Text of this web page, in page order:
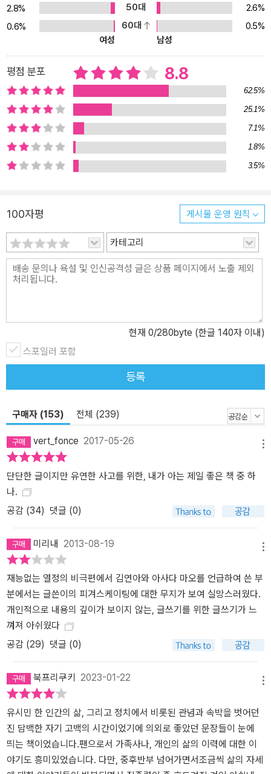
타인과 손잡을 수도 없게 되었을 때, 그때 조금 아쉬움을 남긴 채 떠나
면 된다.”(p.56) 이 책에서 유시민은 도덕을 설교하거나 당위를 주장
하지 않는다. 세상을 바로세우기 위한 사상이나 이론을 설파하지 않
는다. 누군가를 드러내 놓고 비판하거나 위로할 생각도 없어 보인다.
자기 자신의 삶을 냉정하게 성찰하면서 인생의 기쁨과 아픔, 세상의
불의와 부조리를 어떻게 바라보고 다루어야 하는지 이야기한다. 삶과
죽음, 개인과 사회, 자유와 공동선, 진보와 보수, 신념과 관용, 욕망과
품격, 사랑과 책임, 열정과 재능 등 우리의 삶을 형성하는 물질적 정신
적 요소들을 나름의 시각으로 해석한다. 우리의 생각과 행동을 지배
하는 여러 관념들을 깊게 들여다보면서 인간의 존엄과 인생의 품격,
삶의 의미는 무엇인지, 숨 가쁘게 돌아가는 일상의 소용돌이 속에서
자들의 사랑을 받았던 유시민이 스스로 가장 자기답다고 생각하는 모
시민 지식인 유시민의 사람과 자연, 사회와 역사에 대한 생각을 온전
하게 보여준다. 이 책을 쓰는 작업은 그에게 자신의 미래를 새롭게 고
민하고 설계하는 과정이었으며, 그는 책의 결론에 부합하는 결정을
졌고 그것을 드러낼 용기를 냈다. ‘정치적 올바름’을 위해 감추거나 꾸
미는 습관과 결별했다. 내 자신의 욕망을 더 긍정적으로 대하게 되었
다. 마음이 내는 소리를 들었다. 삶을 얽어맸던 관념의 속박을 풀어버
렸다. 원래의 나, 내가 되고 싶었던 나에게 한 걸음 다가섰다. 그렇게
그에 대한 생각을 단편적으로 드러냈다. 고등학교 졸업반 시절의 일
부터 대학 시절 야학 교사 활동을 거쳐 소위 ‘통합진보당 사태’와 18
대 대통령 선거에 이르기까지, 어떤 감정과 생각이 자신의 삶을 지배
했는지 이야기한다. 직업으로서의 정치를 그만두기로 한 이유, 그런
결정을 내리기까지의 고민을 보여준다. 그리고 자유인이 되어 어떤
삶을 살려고 하는지 솔직하고 소박하게 토로한다. 이젠 정치적 자기
검열 없이 정직하게 말하고 싶다. 나는 정치의 일상이 요구하는 비루
함을 참고 견디는 삶에서 벗어나 일상이 행복한 인생을 살고 싶다. 야
수의 탐욕과 싸우면서 황폐해진 내면을 추스르려고 발버둥치는 사람
이 아니라 내면이 의미와 기쁨으로 충만한 인간이 되기를 원한다. 정
치적 욕망의 화신이라는 세상의 비난에 맞서 내 자신의 도덕적 정당
성을 주장하는 싸움이 과연 가치 있는 일인지 의심한다. 정치를 하면
서 너무나 많은 사람들을 만났지만 정작 사랑하는 사람을 사랑할 시
간은 언제나 부족했다. 세상의 모든 비극과 불의에 대해서 내 몫의 책
임이 없는지 살펴야 하는 게 괴로웠다. 왕의 심기를 살피는 신민(臣
인간관계를 관리하는 것이 위선으로 보인다. 인간의 존엄을 보장하는
세상을 만들기 위해 내 삶의 존엄을 해치는 것이 정말 훌륭한 일인지
모르겠다.(p.195) 원래 정치 그 자체가 좋아서가 아니라 세상을 더 좋
게 만들고 싶어 정치에 뛰어든 것이 아니었던가. 세상을 더 좋게 바꾸
려면 정치가 중요하다. 그러나 정치 ‘아래’와 정치 ‘너머’의 변화가 없
다면 정치도 더는 바뀔 수 없는 것이 아닐까. 나는 직업정치를 떠나 내
2.8%
50대
2.6%
0.6%
60대
0.5%
여성
남성
평점 분포 8.8
62.5%
25.1%
7.1%
1.8%
3.5%
100자평 게시물 운영 원칙
카테고리
현재 0/280byte (한글 140자 이내)
스포일러 포함
등록
구매자 (153) 전체 (239)
vert_fonce 2017-05-26
단단한 글이지만 유연한 사고를 위한, 내가 아는 제일 좋은 책 중 하
나.
공감 (34) 댓글 (0)
미리내 2013-08-19
재능없는 열정의 비극편에서 김연아와 아사다 마오를 언급하여 쓴 부
분에서는 글쓴이의 피겨스케이팅에 대한 무지가 보여 실망스러웠다.
개인적으로 내용의 깊이가 보이지 않는, 글쓰기를 위한 글쓰기가 느
껴져 아쉬웠다
공감 (29) 댓글 (0)
북프리쿠키 2023-01-22
유시민 한 인간의 삶, 그리고 정치에서 비롯된 관념과 속박을 벗어던
진 담백한 자기 고백의 시간이었기에 의외로 좋았던 문장들이 눈에
띄는 책이었습니다.팬으로서 가족사나, 개인의 삶의 이력에 대한 이
야기도 흥미있었습니다. 다만, 중후반부 넘어가면서조금씩 삶의 자세